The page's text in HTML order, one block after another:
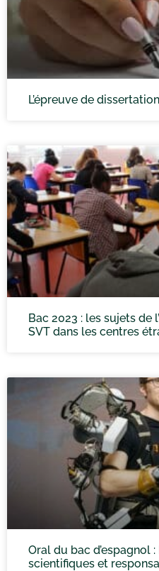
L’épreuve de
Bac 2023 : les sujets de
SVT dans les centres
Oral du bac d’espagnol
scientifiques et